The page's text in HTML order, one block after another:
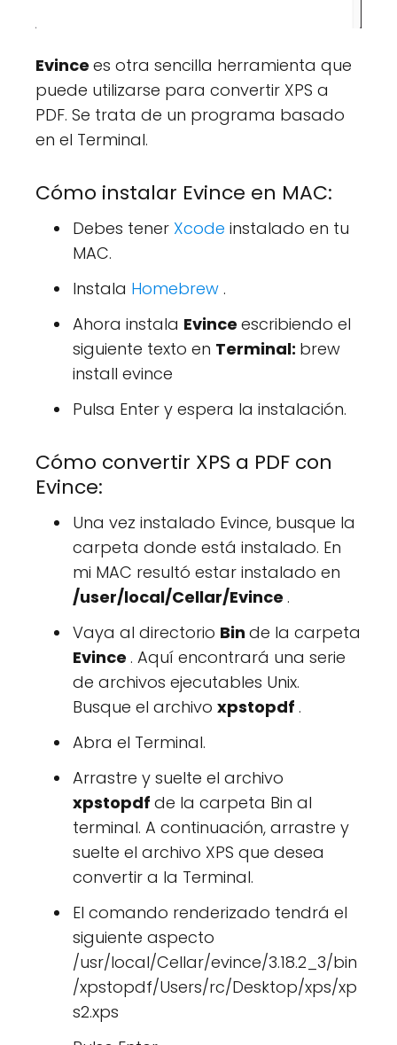
Evince es otra sencilla herramienta que
puede utilizarse para convertir XPS a
PDF. Se trata de un programa basado
en el Terminal.
Cómo instalar Evince en MAC:
Debes tener Xcode instalado en tu
MAC.
Instala Homebrew .
Ahora instala Evince escribiendo el
siguiente texto en Terminal: brew
install evince
Pulsa Enter y espera la instalación.
Cómo convertir XPS a PDF con
Evince:
Una vez instalado Evince, busque la
carpeta donde está instalado. En
mi MAC resultó estar instalado en
/user/local/Cellar/Evince .
Vaya al directorio Bin de la carpeta
Evince . Aquí encontrará una serie
de archivos ejecutables Unix.
Busque el archivo xpstopdf .
Abra el Terminal.
Arrastre y suelte el archivo
xpstopdf de la carpeta Bin al
terminal. A continuación, arrastre y
suelte el archivo XPS que desea
convertir a la Terminal.
El comando renderizado tendrá el
siguiente aspecto
/usr/local/Cellar/evince/3.18.2_3/bin
/xpstopdf/Users/rc/Desktop/xps/xp
s2.xps